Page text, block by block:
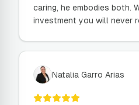
caring, he embodies both.
investment you will never
Natalia Garro Arias